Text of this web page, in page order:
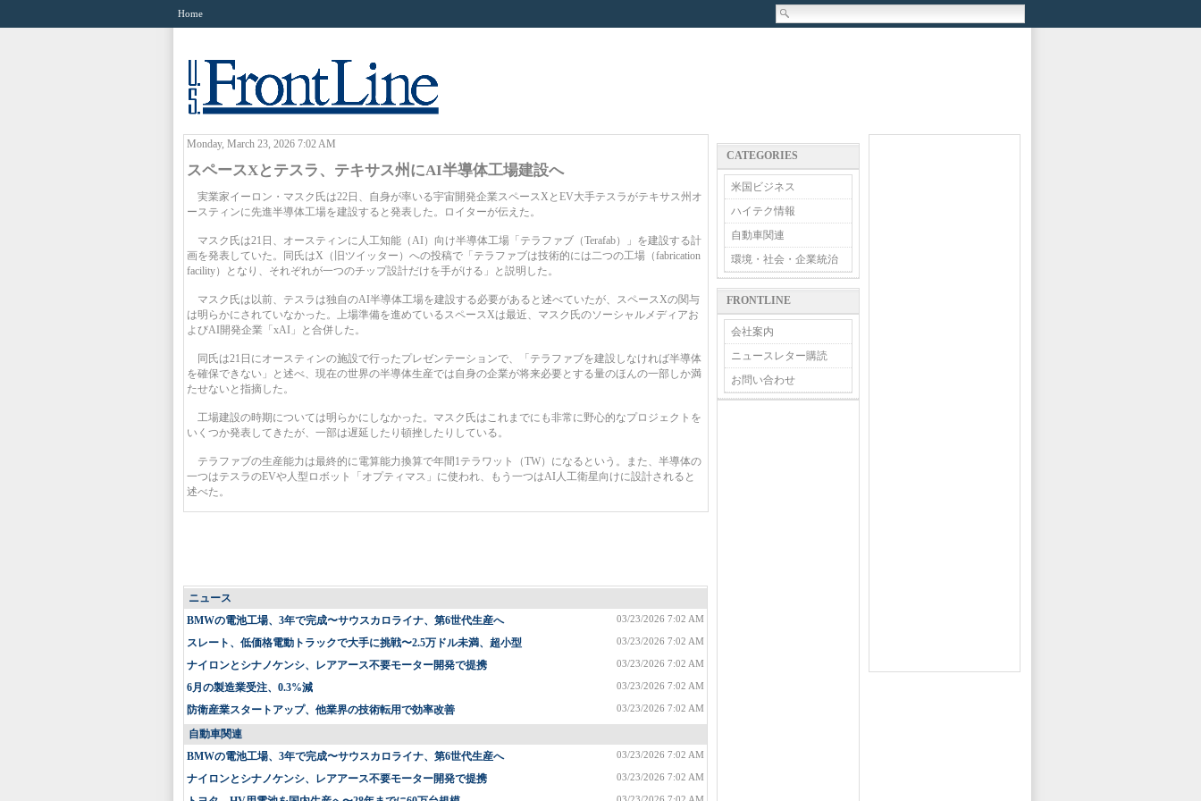
Home
Monday, March 23, 2026 7:02 AM
スペースXとテスラ、テキサス州にAI半導体工場建設へ
実業家イーロン・マスク氏は22日、自身が率いる宇宙開発企業スペースXとEV大手テスラがテキサス州オ
ースティンに先進半導体工場を建設すると発表した。ロイターが伝えた。
マスク氏は21日、オースティンに人工知能（AI）向け半導体工場「テラファブ（Terafab）」を建設する計
画を発表していた。同氏はX（旧ツイッター）への投稿で「テラファブは技術的には二つの工場（fabrication
facility）となり、それぞれが一つのチップ設計だけを手がける」と説明した。
マスク氏は以前、テスラは独自のAI半導体工場を建設する必要があると述べていたが、スペースXの関与
は明らかにされていなかった。上場準備を進めているスペースXは最近、マスク氏のソーシャルメディアお
よびAI開発企業「xAI」と合併した。
同氏は21日にオースティンの施設で行ったプレゼンテーションで、「テラファブを建設しなければ半導体
を確保できない」と述べ、現在の世界の半導体生産では自身の企業が将来必要とする量のほんの一部しか満
たせないと指摘した。
工場建設の時期については明らかにしなかった。マスク氏はこれまでにも非常に野心的なプロジェクトを
いくつか発表してきたが、一部は遅延したり頓挫したりしている。
テラファブの生産能力は最終的に電算能力換算で年間1テラワット（TW）になるという。また、半導体の
一つはテスラのEVや人型ロボット「オプティマス」に使われ、もう一つはAI人工衛星向けに設計されると
述べた。
ニュース
03/23/2026 7:02 AM
BMWの電池工場、3年で完成〜サウスカロライナ、第6世代生産へ
03/23/2026 7:02 AM
スレート、低価格電動トラックで大手に挑戦〜2.5万ドル未満、超小型
03/23/2026 7:02 AM
ナイロンとシナノケンシ、レアアース不要モーター開発で提携
03/23/2026 7:02 AM
6月の製造業受注、0.3%減
03/23/2026 7:02 AM
防衛産業スタートアップ、他業界の技術転用で効率改善
自動車関連
03/23/2026 7:02 AM
BMWの電池工場、3年で完成〜サウスカロライナ、第6世代生産へ
03/23/2026 7:02 AM
ナイロンとシナノケンシ、レアアース不要モーター開発で提携
CATEGORIES
米国ビジネス
ハイテク情報
自動車関連
環境・社会・企業統治
FRONTLINE
会社案内
ニュースレター購読
お問い合わせ